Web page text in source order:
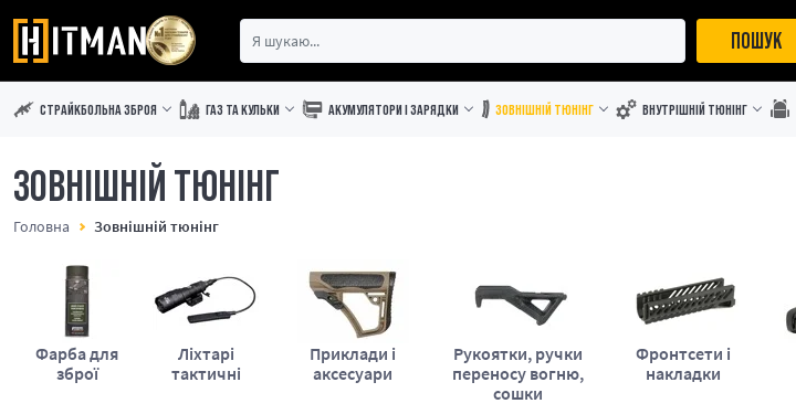
ПОШУК
СТРАЙКБОЛЬНА ЗБРОЯ ГАЗ ТА КУЛЬКИ АКУМУЛЯТОРИ І ЗАРЯДКИ ЗОВНІШНІЙ ТЮНІНГ ВНУТРІШНІЙ ТЮНІНГ
ЗОВНІШНІЙ ТЮНІНГ
Головна Зовнішній тюнінг
Фарба для
зброї
Ліхтарі
тактичні
Приклади і
аксесуари
Рукоятки, ручки
переносу вогню,
сошки
Фронтсети і
накладки